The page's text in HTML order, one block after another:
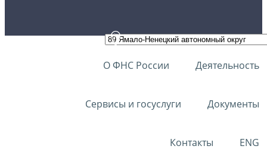
О ФНС России Деятельность
Сервисы и госуслуги Документы
Контакты ENG